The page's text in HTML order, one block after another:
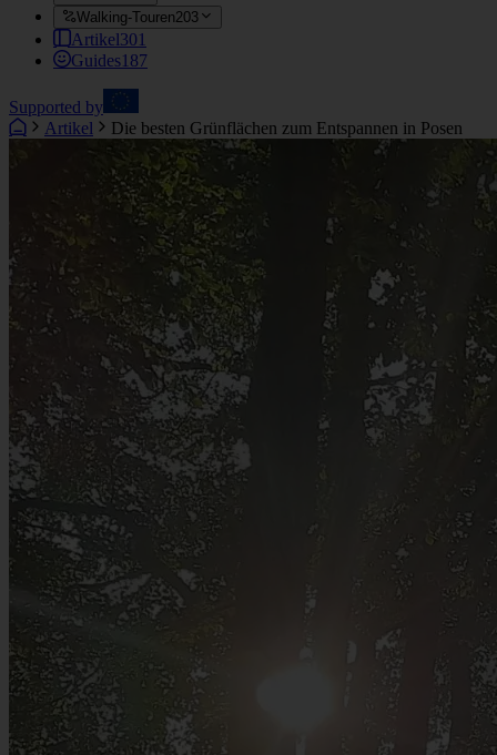
Walking-Touren203
Artikel301
Guides187
Supported by
Artikel
Die besten Grünflächen zum Entspannen in Posen